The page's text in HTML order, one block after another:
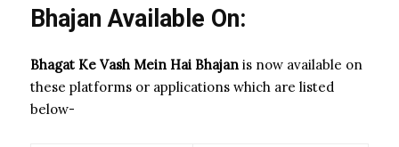
Bhajan Available On:
Bhagat Ke Vash Mein Hai Bhajan is now available on
these platforms or applications which are listed
below-